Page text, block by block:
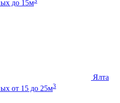
до 15м
Ялта
от 15 до 25м3